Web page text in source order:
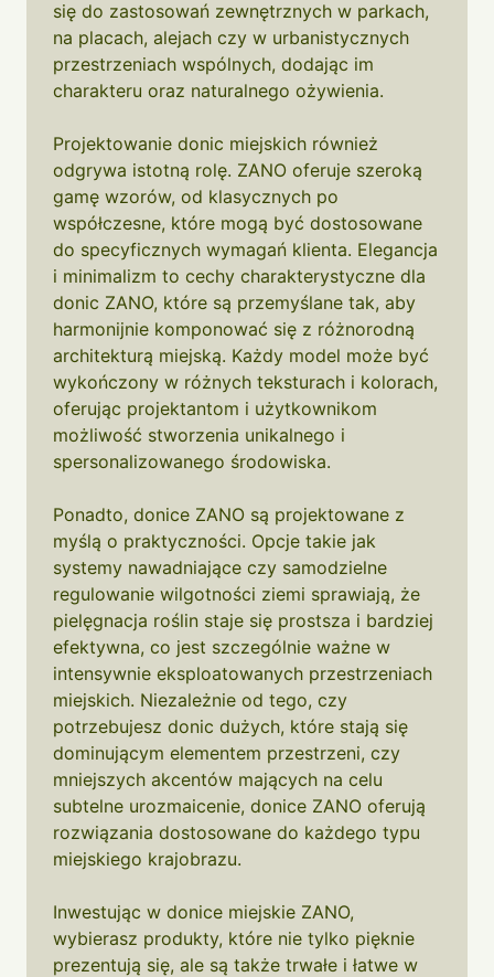
się do zastosowań zewnętrznych w parkach,
na placach, alejach czy w urbanistycznych
przestrzeniach wspólnych, dodając im
charakteru oraz naturalnego ożywienia.
Projektowanie donic miejskich również
odgrywa istotną rolę. ZANO oferuje szeroką
gamę wzorów, od klasycznych po
współczesne, które mogą być dostosowane
do specyficznych wymagań klienta. Elegancja
i minimalizm to cechy charakterystyczne dla
donic ZANO, które są przemyślane tak, aby
harmonijnie komponować się z różnorodną
architekturą miejską. Każdy model może być
wykończony w różnych teksturach i kolorach,
oferując projektantom i użytkownikom
możliwość stworzenia unikalnego i
spersonalizowanego środowiska.
Ponadto, donice ZANO są projektowane z
myślą o praktyczności. Opcje takie jak
systemy nawadniające czy samodzielne
regulowanie wilgotności ziemi sprawiają, że
pielęgnacja roślin staje się prostsza i bardziej
efektywna, co jest szczególnie ważne w
intensywnie eksploatowanych przestrzeniach
miejskich. Niezależnie od tego, czy
potrzebujesz donic dużych, które stają się
dominującym elementem przestrzeni, czy
mniejszych akcentów mających na celu
subtelne urozmaicenie, donice ZANO oferują
rozwiązania dostosowane do każdego typu
miejskiego krajobrazu.
Inwestując w donice miejskie ZANO,
wybierasz produkty, które nie tylko pięknie
prezentują się, ale są także trwałe i łatwe w